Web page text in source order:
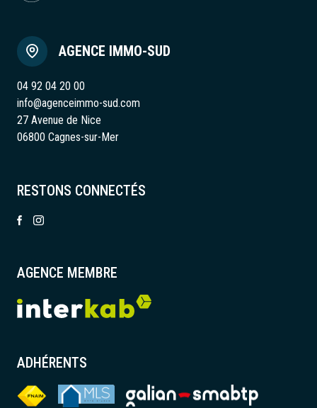
AGENCE IMMO-SUD
04 92 04 20 00
info@agenceimmo-sud.com
27 Avenue de Nice
06800 Cagnes-sur-Mer
RESTONS CONNECTÉS
AGENCE MEMBRE
ADHÉRENTS